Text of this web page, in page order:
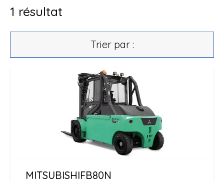
1 résultat
Trier par :
MITSUBISHIFB80N